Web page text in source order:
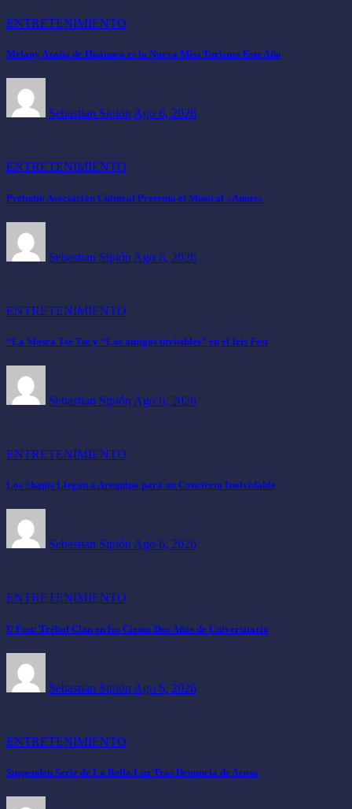
ENTRETENIMIENTO
Melany Azaña de Huánuco es la Nueva Miss Turismo Este Año
Sebastian SipiónAgo 6, 2026
ENTRETENIMIENTO
Preludio Asociación Cultural Presenta el Musical «Annie»
Sebastian Sipión Ago 6, 2026
ENTRETENIMIENTO
“La Mosca Tse Tse y “Los amigos invisibles” en el Iris Fest
Sebastian Sipión Ago 6, 2026
ENTRETENIMIENTO
Los Shapis Llegan a Arequipa para un Concierto Inolvidable
Sebastian SipiónAgo 6, 2026
ENTRETENIMIENTO
U Fest: Trébol Clan en los Ciento Dos Años de Universitario
Sebastian Sipión Ago 6, 2026
ENTRETENIMIENTO
Suspenden Serie de La Bella Luz Tras Denuncia de Acoso